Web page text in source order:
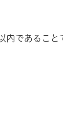
であること